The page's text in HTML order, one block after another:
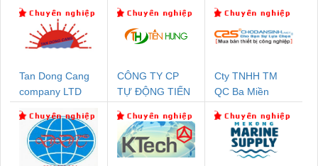
Tan Dong Cang
company LTD
CÔNG TY CP
TỰ ĐỘNG TIẾN
Cty TNHH TM
QC Ba Miền